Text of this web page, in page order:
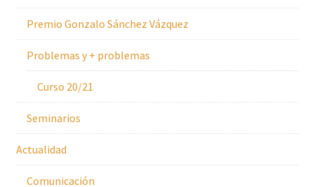
Premio Gonzalo Sánchez Vázquez
Problemas y + problemas
Curso 20/21
Seminarios
Actualidad
Comunicación